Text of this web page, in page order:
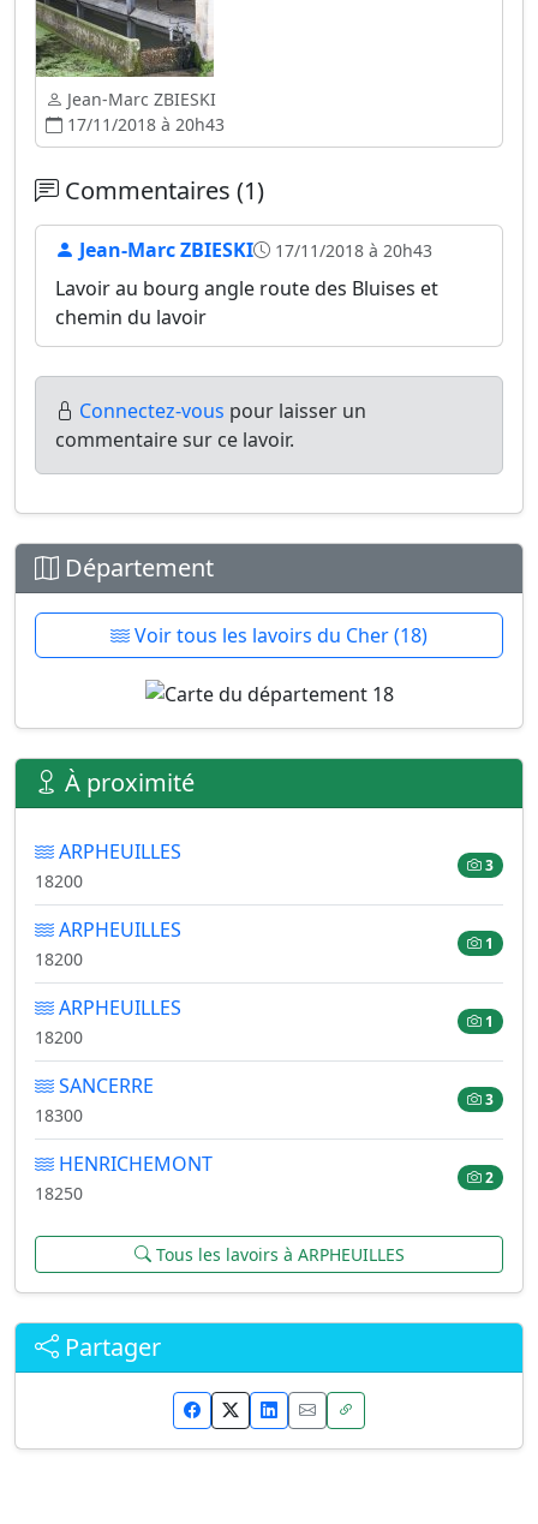
Jean-Marc ZBIESKI
17/11/2018 à 20h43
Commentaires (1)
Jean-Marc ZBIESKI 17/11/2018 à 20h43
Lavoir au bourg angle route des Bluises et
chemin du lavoir
Connectez-vous pour laisser un
commentaire sur ce lavoir.
Département
Voir tous les lavoirs du Cher (18)
À proximité
ARPHEUILLES
18200
3
ARPHEUILLES
18200
1
ARPHEUILLES
18200
1
SANCERRE
18300
3
HENRICHEMONT
18250
2
Tous les lavoirs à ARPHEUILLES
Partager